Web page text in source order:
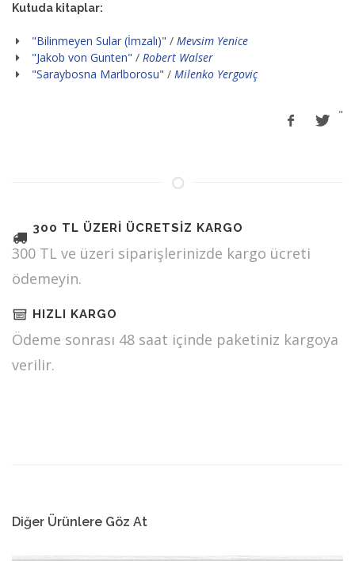
Kutuda kitaplar:
"Bilinmeyen Sular (İmzalı)" / Mevsim Yenice
"Jakob von Gunten" / Robert Walser
"Saraybosna Marlborosu" / Milenko Yergoviç
"
300 TL ÜZERİ ÜCRETSİZ KARGO
300 TL ve üzeri siparişlerinizde kargo ücreti
ödemeyin.
HIZLI KARGO
Ödeme sonrası 48 saat içinde paketiniz kargoya
verilir.
Diğer Ürünlere Göz At